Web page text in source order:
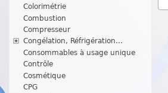
Colorimétrie
Combustion
Compresseur
Congélation, Réfrigération...
Consommables à usage unique
Contrôle
Cosmétique
CPG